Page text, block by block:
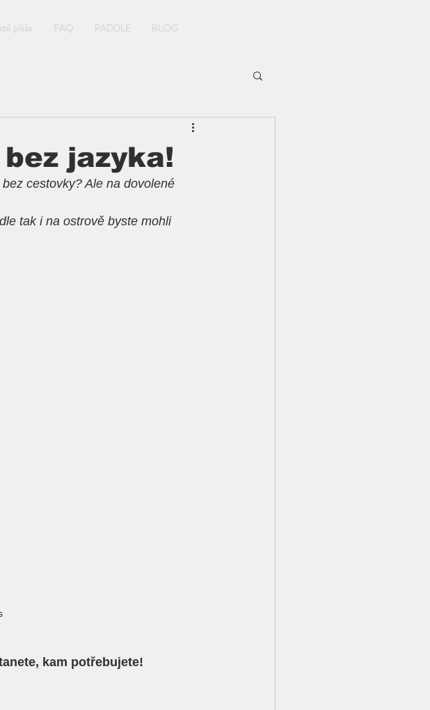
pláže FAQ PADDLE BLOG
jazyka!
cestovky? Ale na dovolené
tak i na ostrově byste mohli
kam potřebujete!